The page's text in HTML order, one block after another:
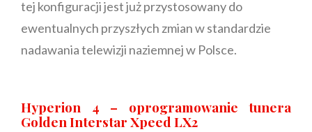
tej konfiguracji jest już przystosowany do
ewentualnych przyszłych zmian w standardzie
nadawania telewizji naziemnej w Polsce.
Hyperion 4 – oprogramowanie tunera
Golden Interstar Xpeed LX2